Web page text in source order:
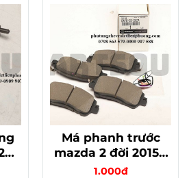
Má phanh trước
mazda 2 đời 2015 -
2019 chính hãng -
1.000đ